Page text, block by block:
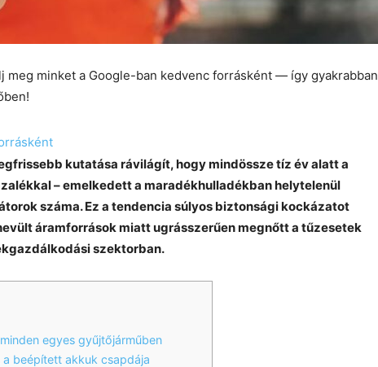
meg minket a Google-ban kedvenc forrásként — így gyakrabban
kutatása rávilágít, hogy mindössze tíz év alatt a
– emelkedett a maradékhulladékban helytelenül
száma. Ez a tendencia súlyos biztonsági kockázatot
áramforrások miatt ugrásszerűen megnőtt a tűzesetek
szektorban.
egyes gyűjtőjárműben
beépített akkuk csapdája